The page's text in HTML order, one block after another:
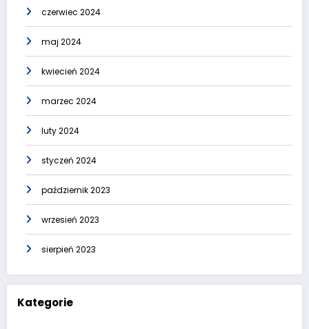
czerwiec 2024
maj 2024
kwiecień 2024
marzec 2024
luty 2024
styczeń 2024
październik 2023
wrzesień 2023
sierpień 2023
Kategorie